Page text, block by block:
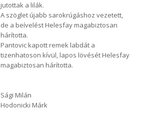
jutottak a lilák.
A szöglet újabb sarokrúgáshoz vezetett,
de a beívelést Helesfay magabiztosan
hárította.
Pantovic kapott remek labdát a
tizenhatoson kívül, lapos lövését Helesfay
magabiztosan hárította.
Sági Milán
Hodonicki Márk